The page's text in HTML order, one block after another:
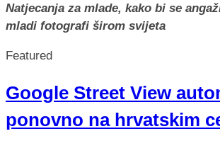
Natjecanja za mlade, kako bi se
mladi fotografi širom svijeta
Featured
Google Street View
ponovno na hrvatskim